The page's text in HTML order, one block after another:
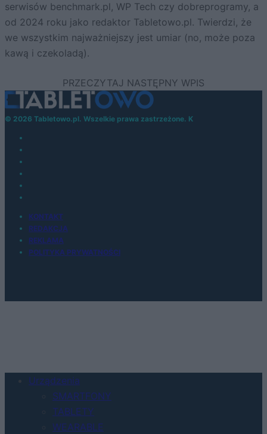
serwisów benchmark.pl, WP Tech czy dobreprogramy, a
od 2024 roku jako redaktor Tabletowo.pl. Twierdzi, że
we wszystkim najważniejszy jest umiar (no, może poza
kawą i czekoladą).
© 2026 Tabletowo.pl. Wszelkie prawa zastrzeżone. K
KONTAKT
REDAKCJA
REKLAMA
POLITYKA PRYWATNOŚCI
Urządzenia
SMARTFONY
TABLETY
WEARABLE